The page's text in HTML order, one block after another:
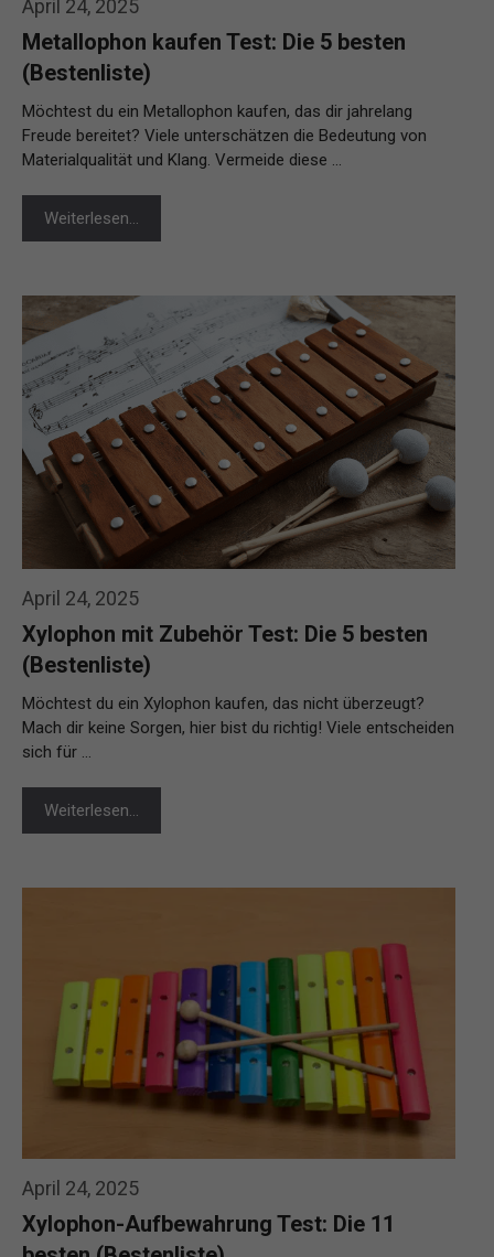
April 24, 2025
Metallophon kaufen Test: Die 5 besten
(Bestenliste)
Möchtest du ein Metallophon kaufen, das dir jahrelang
Freude bereitet? Viele unterschätzen die Bedeutung von
Materialqualität und Klang. Vermeide diese …
Weiterlesen…
April 24, 2025
Xylophon mit Zubehör Test: Die 5 besten
(Bestenliste)
Möchtest du ein Xylophon kaufen, das nicht überzeugt?
Mach dir keine Sorgen, hier bist du richtig! Viele entscheiden
sich für …
Weiterlesen…
April 24, 2025
Xylophon-Aufbewahrung Test: Die 11